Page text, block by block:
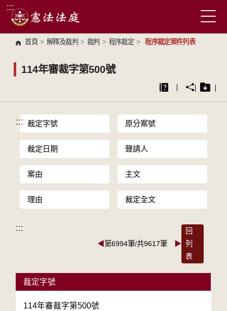
跳到主要內容區塊
:::
首頁 > 解釋及裁判 > 裁判 > 程序裁定 > 程序裁定案件列表
114年審裁字第500號
::: 裁定字號 原分案號
裁定日期 聲請人
案由 主文
理由 裁定全文
:::
◀第6994筆/共9617筆 ▶
回
列
表
裁定字號
114年審裁字第500號